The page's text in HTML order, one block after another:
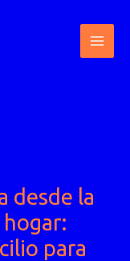
desde la
para